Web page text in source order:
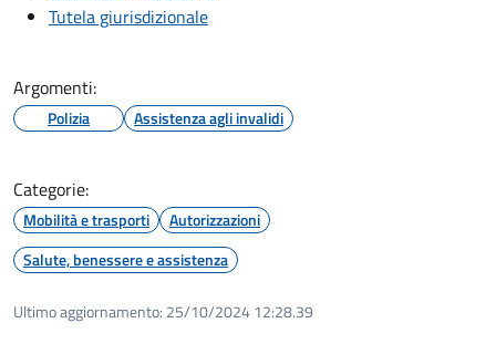
Tutela giurisdizionale
Argomenti:
Polizia Assistenza agli invalidi
Categorie:
Mobilità e trasporti
Autorizzazioni
Salute, benessere e assistenza
Ultimo aggiornamento: 25/10/2024 12:28.39